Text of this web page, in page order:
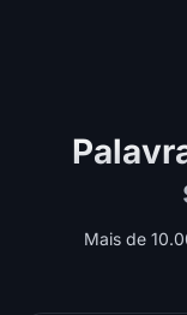
Mais de